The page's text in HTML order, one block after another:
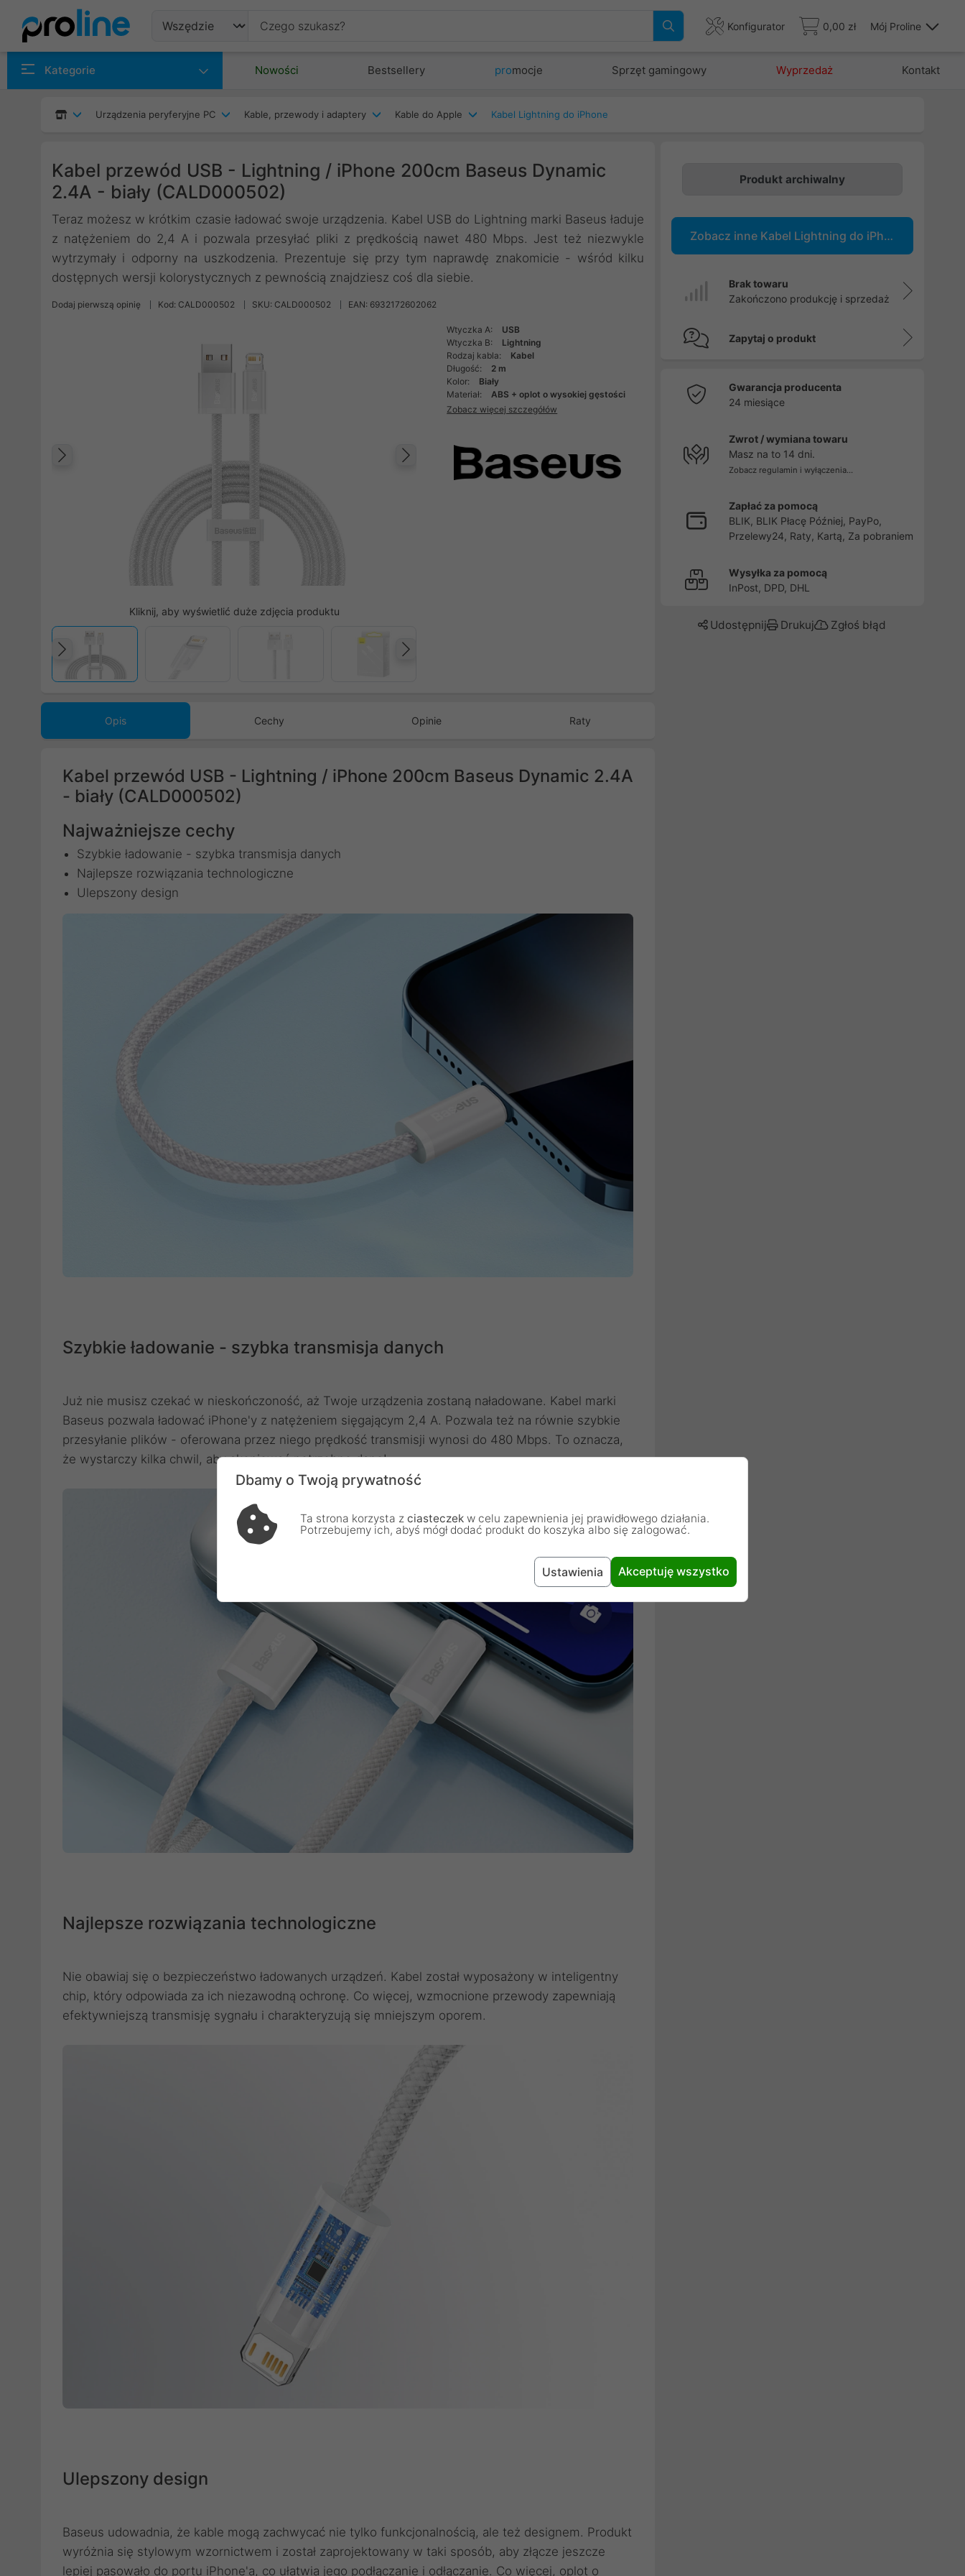
Konfigurator 0,00 zł Mój Proline
Kategorie Nowości Bestsellery promocje Sprzęt gamingowy Wyprzedaż Kontakt
Urządzenia peryferyjne PC Kable, przewody i adaptery Kable do Apple Kabel Lightning do iPhone
Kabel przewód USB - Lightning / iPhone 200cm Baseus Dynamic
2.4A - biały (CALD000502)
Teraz możesz w krótkim czasie ładować swoje urządzenia. Kabel USB do Lightning marki Baseus ładuje
z natężeniem do 2,4 A i pozwala przesyłać pliki z prędkością nawet 480 Mbps. Jest też niezwykle
wytrzymały i odporny na uszkodzenia. Prezentuje się przy tym naprawdę znakomicie - wśród kilku
dostępnych wersji kolorystycznych z pewnością znajdziesz coś dla siebie.
Dodaj pierwszą opinię Kod: CALD000502 SKU: CALD000502 EAN: 6932172602062
Następny
Kliknij, aby wyświetlić duże zdjęcia produktu
Poprzedni
Wtyczka A:
USB
Wtyczka B:
Lightning
Rodzaj kabla:
Kabel
Długość:
2 m
Kolor:
Biały
Materiał:
ABS + oplot o wysokiej gęstości
Zobacz więcej szczegółów
Opis Cechy Opinie Raty
Kabel przewód USB - Lightning / iPhone 200cm Baseus Dynamic 2.4A
- biały (CALD000502)
Najważniejsze cechy
Szybkie ładowanie - szybka transmisja danych
Najlepsze rozwiązania technologiczne
Ulepszony design
Szybkie ładowanie - szybka transmisja danych
Już nie musisz czekać w nieskończoność, aż Twoje urządzenia zostaną naładowane. Kabel marki
Baseus pozwala ładować iPhone'y z natężeniem sięgającym 2,4 A. Pozwala też na równie szybkie
przesyłanie plików - oferowana przez niego prędkość transmisji wynosi do 480 Mbps. To oznacza,
że wystarczy kilka chwil, aby skopiować potrzebne dane!
Najlepsze rozwiązania technologiczne
Nie obawiaj się o bezpieczeństwo ładowanych urządzeń. Kabel został wyposażony w inteligentny
chip, który odpowiada za ich niezawodną ochronę. Co więcej, wzmocnione przewody zapewniają
efektywniejszą transmisję sygnału i charakteryzują się mniejszym oporem.
Ulepszony design
Baseus udowadnia, że kable mogą zachwycać nie tylko funkcjonalnością, ale też designem. Produkt
wyróżnia się stylowym wzornictwem i został zaprojektowany w taki sposób, aby złącze jeszcze
lepiej pasowało do portu iPhone'a, co ułatwia jego podłączanie i odłączanie. Co więcej, oplot o
Produkt archiwalny
Zobacz inne Kabel Lightning do iPhone
Brak towaru
Zakończono produkcję i sprzedaż
Zapytaj o produkt
Gwarancja producenta
24 miesiące
Zwrot / wymiana towaru
Masz na to 14 dni.
Zobacz regulamin i wyłączenia...
Zapłać za pomocą
BLIK, BLIK Płacę Później, PayPo,
Przelewy24, Raty, Kartą, Za pobraniem
Wysyłka za pomocą
InPost, DPD, DHL
Udostępnij Drukuj Zgłoś błąd
Dbamy o Twoją prywatność
Ta strona korzysta z ciasteczek w celu zapewnienia jej prawidłowego działania.
Potrzebujemy ich, abyś mógł dodać produkt do koszyka albo się zalogować.
Ustawienia Akceptuję wszystko